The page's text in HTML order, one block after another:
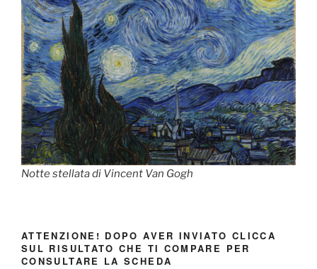
Notte stellata di Vincent Van Gogh
ATTENZIONE! DOPO AVER INVIATO CLICCA
SUL RISULTATO CHE TI COMPARE PER
CONSULTARE LA SCHEDA